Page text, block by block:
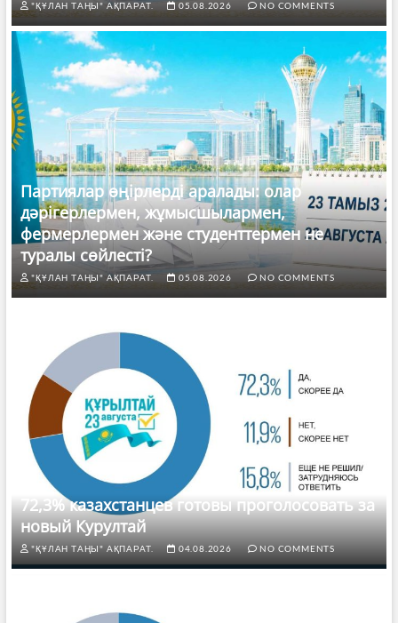
"ҚҰЛАН ТАҢЫ" АҚПАРАТ. 05.08.2026 NO COMMENTS
Партиялар өңірлерді аралады: олар
дәрігерлермен, жұмысшылармен,
фермерлермен және студенттермен не
туралы сөйлесті?
"ҚҰЛАН ТАҢЫ" АҚПАРАТ. 05.08.2026 NO COMMENTS
72,3% казахстанцев готовы проголосовать за
новый Курултай
"ҚҰЛАН ТАҢЫ" АҚПАРАТ. 04.08.2026 NO COMMENTS